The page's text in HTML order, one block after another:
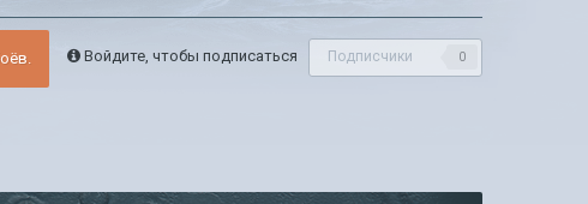
Войдите, чтобы подписаться Подписчики 0